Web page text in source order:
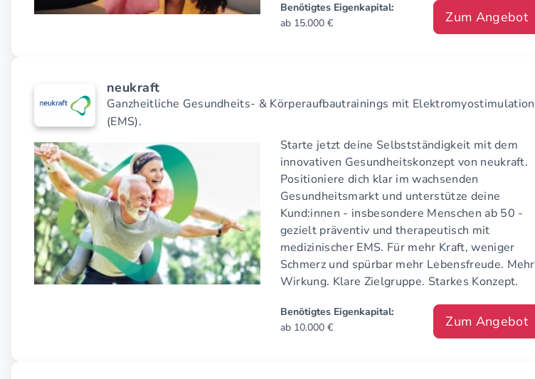
Benötigtes Eigenkapital:
ab 15.000 €
Zum Angebot
neukraft
Ganzheitliche Gesundheits- & Körperaufbautrainings mit Elektromyostimulation
(EMS).
Starte jetzt deine Selbstständigkeit mit dem
innovativen Gesundheitskonzept von neukraft.
Positioniere dich klar im wachsenden
Gesundheitsmarkt und unterstütze deine
Kund:innen - insbesondere Menschen ab 50 -
gezielt präventiv und therapeutisch mit
medizinischer EMS. Für mehr Kraft, weniger
Schmerz und spürbar mehr Lebensfreude. Mehr
Wirkung. Klare Zielgruppe. Starkes Konzept.
Benötigtes Eigenkapital:
ab 10.000 €
Zum Angebot